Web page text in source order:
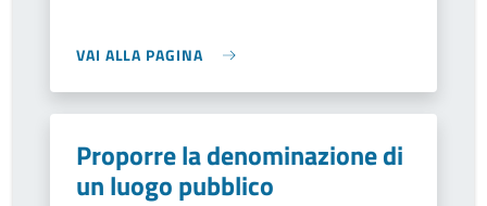
VAI ALLA PAGINA
Proporre la denominazione di
un luogo pubblico